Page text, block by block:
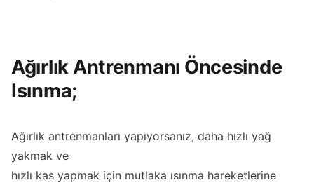
Ağırlık Antrenmanı Öncesinde
Isınma;
Ağırlık antrenmanları yapıyorsanız, daha hızlı yağ
yakmak ve
hızlı kas yapmak için mutlaka ısınma hareketlerine